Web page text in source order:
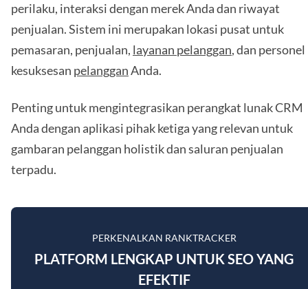
perilaku, interaksi dengan merek Anda dan riwayat
penjualan. Sistem ini merupakan lokasi pusat untuk
pemasaran, penjualan, layanan pelanggan, dan personel
kesuksesan pelangganAnda.
Penting untuk mengintegrasikan perangkat lunak CRM
Anda dengan aplikasi pihak ketiga yang relevan untuk
gambaran pelanggan holistik dan saluran penjualan
terpadu.
PERKENALKAN RANKTRACKER
PLATFORM LENGKAP UNTUK SEO YANG
EFEKTIF